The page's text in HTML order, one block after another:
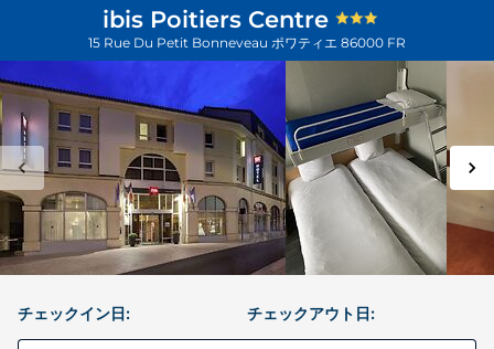
ibis Poitiers Centre
15 Rue Du Petit Bonneveau ポワティエ 86000 FR
チェックイン日: チェックアウト日: